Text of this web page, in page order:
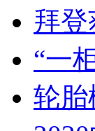
拜
“一
轮胎